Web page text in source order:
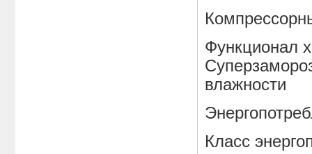
Функционал
влажности
Класс